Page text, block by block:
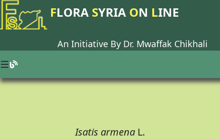
FLORA SYRIA ON LINE
An Initiative By Dr. Mwaffak Chikhali
Isatis armena L.